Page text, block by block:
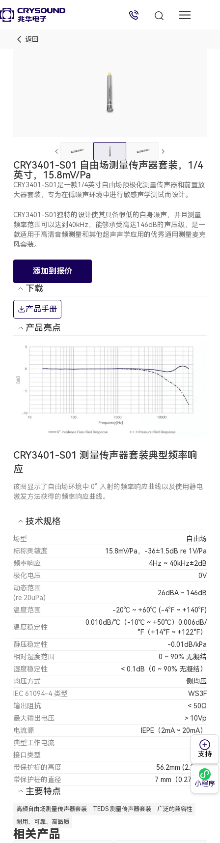
返回
CRY3401-S01 自由场测量传声器套装，1/4
英寸，15.8mV/Pa
CRY3401-S01是一款1/4英寸自由场预极化测量传声器和前置放
大器套装，专为在低噪声环境中进行敏感声学测试而设计。
CRY3401-S01独特的设计使其具备很低的自身噪声，并且测量
频率范围可以达到40kHz，能够承受高达146dB的声压级，是一
款适用于高清音频测量和其他超声声学应用的优秀通用测量麦克
风套装。
添加到报价
下载
产品手册
产品亮点
CRY3401-S01 测量传声器套装典型频率响
应
该图显示了自由场环境中 0° 入射的频率响应曲线以及使用静电
激发方法获得的频率响应曲线。
技术规格
场型
自由场
标称灵敏度
15.8mV/Pa，-36±1.5dB re 1V/Pa
频率响应
4Hz ~ 40kHz±2dB
极化电压
0V
动态范围
(re.20uPa)
26dBA ~ 146dB
温度范围 -20℃ ~ +60℃ (-4℉ ~ +140℉)
温度稳定性
0.010dB/℃（-10℃ ~ +50℃）0.006dB/
°F（+14°F ~ +122°F）
静压稳定性
-0.01dB/kPa
相对湿度范围
0 ~ 90% 无凝结
湿度稳定性
< 0.1dB（0 ~ 90% 无凝结）
均压方式
侧均压
IEC 61094-4 类型
WS3F
输出阻抗
< 50Ω
最大输出电压
＞10Vp
电流源
IEPE（2mA ~ 20mA）
典型工作电流
4mA
接口类型
SMB
带保护栅的高度
56.2mm (2.213")
带保护栅的直径
7 mm（0.276 "）
主要特点
高频自由场测量传声器套装 TEDS 测量传声器套装
广泛的兼容性
耐用、可靠、高品质
相关产品
支持
小程序